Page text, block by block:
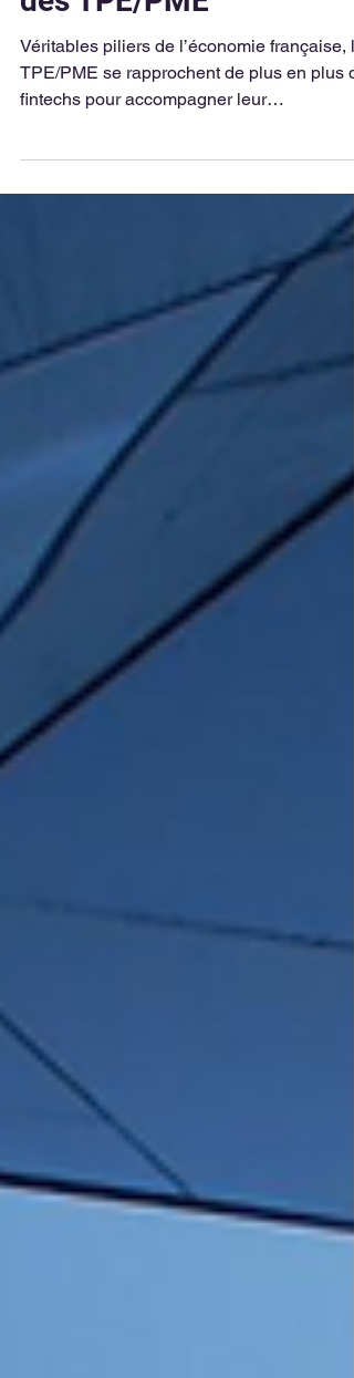
des TPE/PME
Véritables piliers de l’économie française,
TPE/PME se rapprochent de plus en plus
développement.